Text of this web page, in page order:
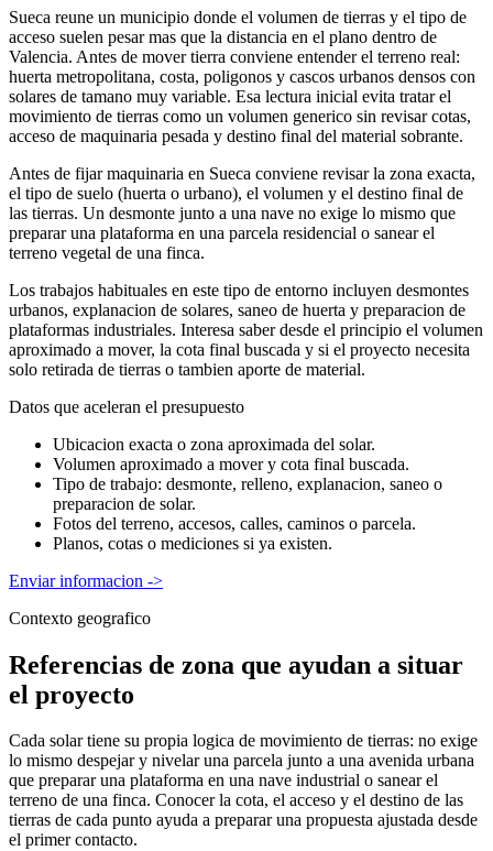
Sueca reune un municipio donde el volumen de tierras y el tipo de
acceso suelen pesar mas que la distancia en el plano dentro de
Valencia. Antes de mover tierra conviene entender el terreno real:
huerta metropolitana, costa, poligonos y cascos urbanos densos con
solares de tamano muy variable. Esa lectura inicial evita tratar el
movimiento de tierras como un volumen generico sin revisar cotas,
acceso de maquinaria pesada y destino final del material sobrante.
Antes de fijar maquinaria en Sueca conviene revisar la zona exacta,
el tipo de suelo (huerta o urbano), el volumen y el destino final de
las tierras. Un desmonte junto a una nave no exige lo mismo que
preparar una plataforma en una parcela residencial o sanear el
terreno vegetal de una finca.
Los trabajos habituales en este tipo de entorno incluyen desmontes
urbanos, explanacion de solares, saneo de huerta y preparacion de
plataformas industriales. Interesa saber desde el principio el volumen
aproximado a mover, la cota final buscada y si el proyecto necesita
solo retirada de tierras o tambien aporte de material.
Datos que aceleran el presupuesto
Ubicacion exacta o zona aproximada del solar.
Volumen aproximado a mover y cota final buscada.
Tipo de trabajo: desmonte, relleno, explanacion, saneo o
preparacion de solar.
Fotos del terreno, accesos, calles, caminos o parcela.
Planos, cotas o mediciones si ya existen.
Enviar informacion ->
Contexto geografico
Referencias de zona que ayudan a situar
el proyecto
Cada solar tiene su propia logica de movimiento de tierras: no exige
lo mismo despejar y nivelar una parcela junto a una avenida urbana
que preparar una plataforma en una nave industrial o sanear el
terreno de una finca. Conocer la cota, el acceso y el destino de las
tierras de cada punto ayuda a preparar una propuesta ajustada desde
el primer contacto.